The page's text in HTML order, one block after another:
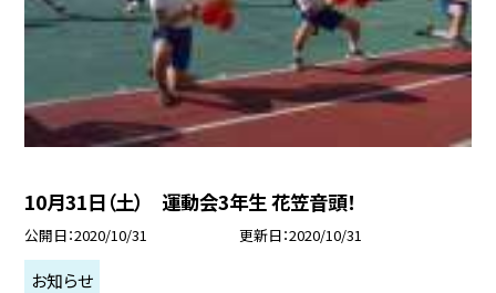
10月31日（土） 運動会3年生 花笠音頭！
公開日 2020/10/31 更新日 2020/10/31
お知らせ